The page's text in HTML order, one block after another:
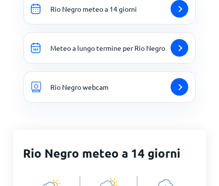
Rio Negro meteo a 14 giorni
Meteo a lungo termine per Rio Negro
Rio Negro webcam
Rio Negro meteo a 14 giorni